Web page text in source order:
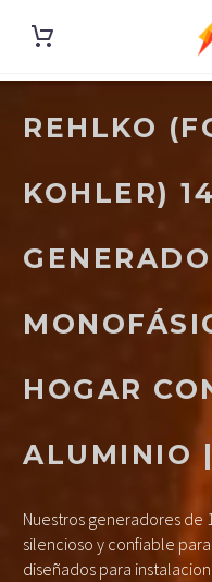
REHLKO
KOHLER)
HOGAR
ALUMINIO
Nuestros generadores de
silencioso y confiable
diseñados para